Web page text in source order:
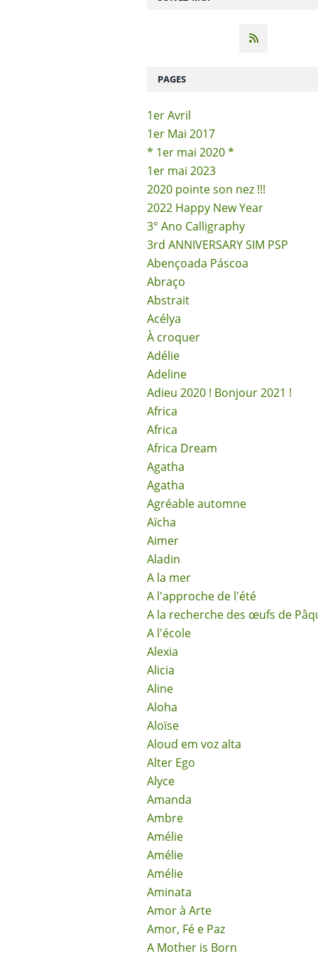
PAGES
1er Avril
1er Mai 2017
* 1er mai 2020 *
1er mai 2023
2020 pointe son nez !!!
2022 Happy New Year
3° Ano Calligraphy
3rd ANNIVERSARY SIM PSP
Abençoada Páscoa
Abraço
Abstrait
Acélya
À croquer
Adélie
Adeline
Adieu 2020 ! Bonjour 2021 !
Africa
Africa
Africa Dream
Agatha
Agatha
Agréable automne
Aïcha
Aimer
Aladin
A la mer
A l'approche de l'été
A la recherche des œufs de
A l'école
Alexia
Alicia
Aline
Aloha
Aloïse
Aloud em voz alta
Alter Ego
Alyce
Amanda
Ambre
Amélie
Amélie
Amélie
Aminata
Amor à Arte
Amor, Fé e Paz
A Mother is Born